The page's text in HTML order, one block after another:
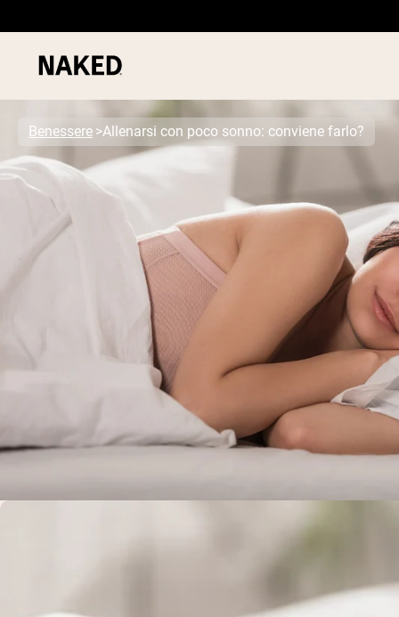
Termini di ricerca popolari
”Protein Powder“
Benessere Allenarsi con poco sonno: conviene farlo?